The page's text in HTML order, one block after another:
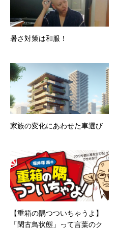
暑さ対策は和服！
家族の変化にあわせた車選び
【重箱の隅つついちゃうよ】
「閑古鳥状態」って言葉のク